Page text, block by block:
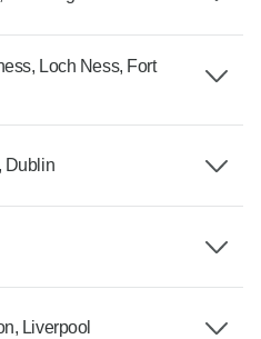
Loch Ness, Fort
Dublin
Liverpool